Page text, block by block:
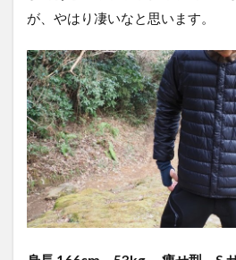
が、やはり凄いなと思います。